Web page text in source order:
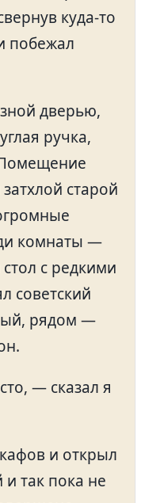
куда-то
побежал
дверью,
ручка,
старой
комнаты —
с редкими
советский
рядом —
— сказал я
и открыл
и так пока не